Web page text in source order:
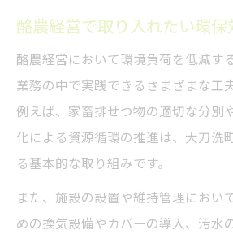
酪農経営で取り入れたい環
酪農経営において環境負荷を低減す
業務の中で実践できるさまざまな工
例えば、家畜排せつ物の適切な分別
化による資源循環の推進は、大刀洗
る基本的な取り組みです。
また、施設の設置や維持管理におい
めの換気設備やカバーの導入、汚水